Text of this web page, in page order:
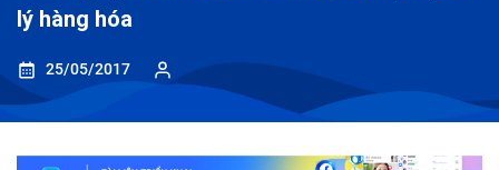
lý hàng hóa
25/05/2017